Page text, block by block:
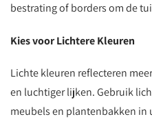
bestrating of borders om de
Kies voor Lichtere Kleuren
Lichte kleuren reflecteren
en luchtiger lijken. Gebruik
meubels en plantenbakken in